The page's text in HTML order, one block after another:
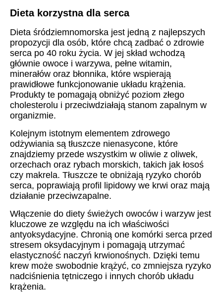
Dieta korzystna dla serca
Dieta śródziemnomorska jest jedną z najlepszych
propozycji dla osób, które chcą zadbać o zdrowie
serca po 40 roku życia. W jej skład wchodzą
głównie owoce i warzywa, pełne witamin,
minerałów oraz błonnika, które wspierają
prawidłowe funkcjonowanie układu krążenia.
Produkty te pomagają obniżyć poziom złego
cholesterolu i przeciwdziałają stanom zapalnym w
organizmie.
Kolejnym istotnym elementem zdrowego
odżywiania są tłuszcze nienasycone, które
znajdziemy przede wszystkim w oliwie z oliwek,
orzechach oraz rybach morskich, takich jak łosoś
czy makrela. Tłuszcze te obniżają ryzyko chorób
serca, poprawiają profil lipidowy we krwi oraz mają
działanie przeciwzapalne.
Włączenie do diety świeżych owoców i warzyw jest
kluczowe ze względu na ich właściwości
antyoksydacyjne. Chronią one komórki serca przed
stresem oksydacyjnym i pomagają utrzymać
elastyczność naczyń krwionośnych. Dzięki temu
krew może swobodnie krążyć, co zmniejsza ryzyko
nadciśnienia tętniczego i innych chorób układu
krążenia.